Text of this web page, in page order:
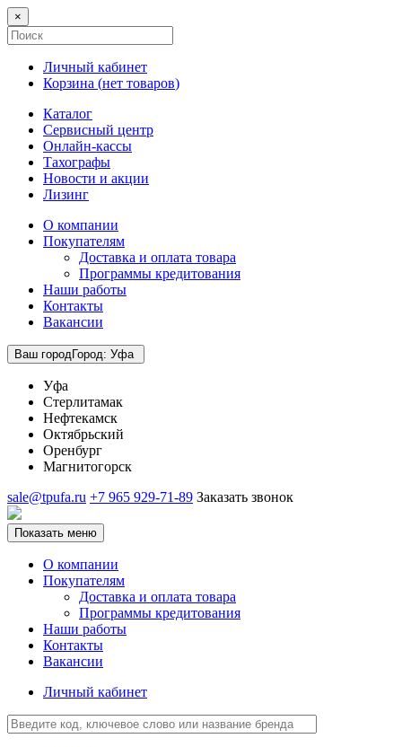
×
Личный кабинет
Корзина (нет товаров)
Каталог
Сервисный центр
Онлайн-кассы
Тахографы
Новости и акции
Лизинг
О компании
Покупателям
Доставка и оплата товара
Программы кредитования
Наши работы
Контакты
Вакансии
Ваш городГород: Уфа
Уфа
Стерлитамак
Нефтекамск
Октябрьский
Оренбург
Магнитогорск
sale@tpufa.ru +7 965 929-71-89 Заказать звонок
Показать меню
О компании
Покупателям
Доставка и оплата товара
Программы кредитования
Наши работы
Контакты
Вакансии
Личный кабинет